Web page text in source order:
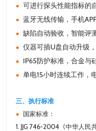
● 可进行探头性能指标的
● 蓝牙无线传输，手机
● 缺陷自动验收，智能评
● 仪器可插U盘自动升级
● IP65防护标准，合金与
● 单电15小时连续工作，
三、执行标准
● 国家标准：
1. JJG 746-2004《中华人